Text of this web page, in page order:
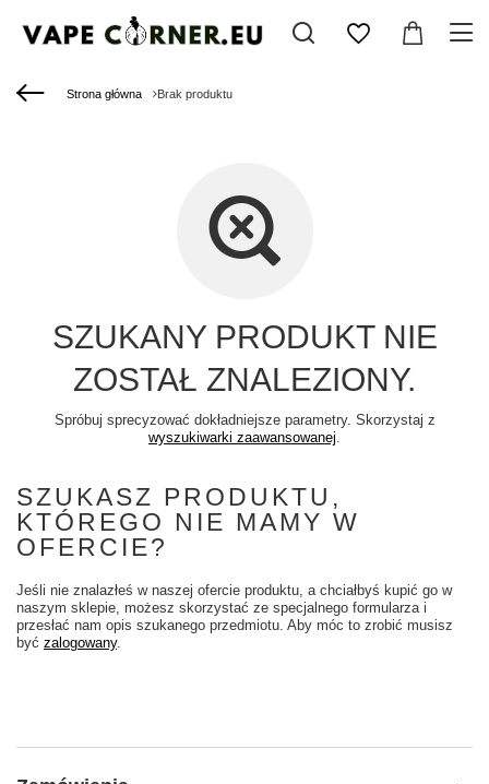
Strona główna Brak produktu
SZUKANY PRODUKT NIE
ZOSTAŁ ZNALEZIONY.
Spróbuj sprecyzować dokładniejsze parametry. Skorzystaj z
wyszukiwarki zaawansowanej.
SZUKASZ PRODUKTU,
KTÓREGO NIE MAMY W
OFERCIE?
Jeśli nie znalazłeś w naszej ofercie produktu, a chciałbyś kupić go w
naszym sklepie, możesz skorzystać ze specjalnego formularza i
przesłać nam opis szukanego przedmiotu. Aby móc to zrobić musisz
być zalogowany.